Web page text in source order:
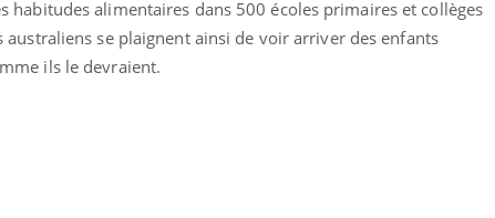
habitudes alimentaires dans 500 écoles primaires et collèges
australiens se plaignent ainsi de voir arriver des enfants
ils le devraient.
comprendre pour
mental ou
Youtube
Insuline & Charge mentale : et si on
osait en parler??Youtube